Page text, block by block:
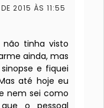
2015 ÀS 11:55
tinha visto
ainda, mas
e fiquei
até hoje eu
nem sei como
o pessoal